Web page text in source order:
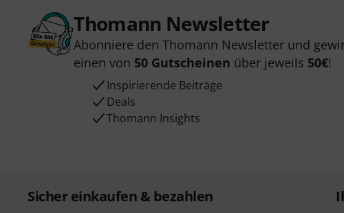
Thomann Newsletter
Abonniere den Thomann Newsletter und
einen von 50 Gutscheinen über jeweils 50€!
Inspirierende Beiträge
Deals
Thomann Insights
Sicher einkaufen & bezahlen